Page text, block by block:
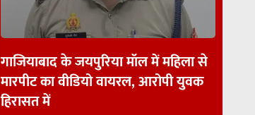
गाजियाबाद के जयपुरिया मॉल में महिला से
मारपीट का वीडियो वायरल, आरोपी युवक
हिरासत में